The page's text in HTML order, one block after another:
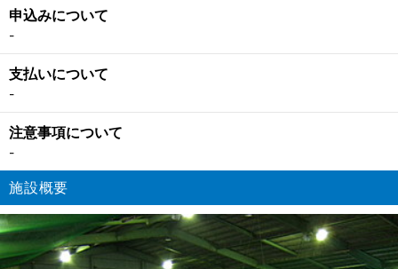
申込みについて
-
支払いについて
-
注意事項について
-
施設概要